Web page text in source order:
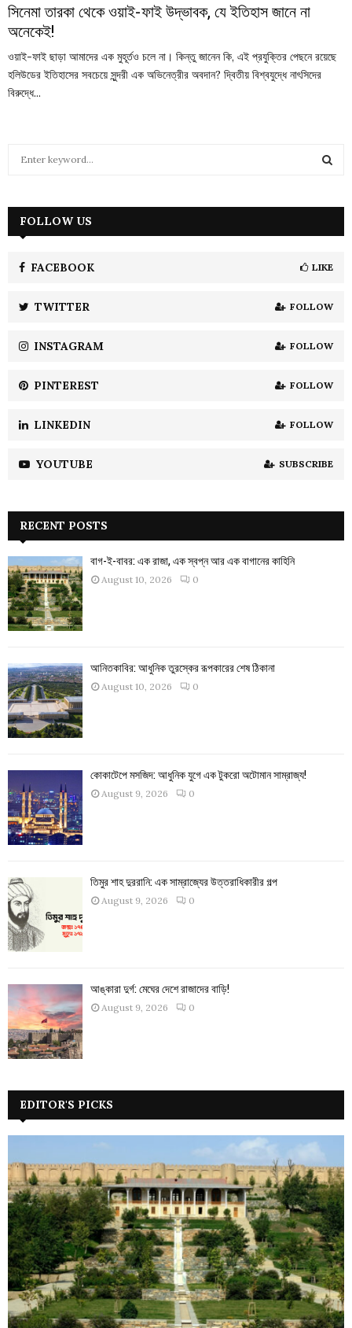
সিনেমা তারকা থেকে ওয়াই-ফাই উদ্ভাবক, যে ইতিহাস জানে না
অনেকেই!
ওয়াই-ফাই ছাড়া আমাদের এক মুহূর্তও চলে না। কিন্তু জানেন কি, এই প্রযুক্তির পেছনে রয়েছে
হলিউডের ইতিহাসের সবচেয়ে সুন্দরী এক অভিনেত্রীর অবদান? দ্বিতীয় বিশ্বযুদ্ধে নাৎসিদের
বিরুদ্ধে...
h
H
FOLLOW US
FACEBOOK LIKE
TWITTER FOLLOW
INSTAGRAM FOLLOW
PINTEREST FOLLOW
LINKEDIN FOLLOW
YOUTUBE SUBSCRIBE
RECENT POSTS
বাগ-ই-বাবর: এক রাজা, এক স্বপ্ন আর এক বাগানের কাহিনি
August 10, 2026 0
আনিতকাবির: আধুনিক তুরস্কের রূপকারের শেষ ঠিকানা
August 10, 2026 0
কোকাটেপে মসজিদ: আধুনিক যুগে এক টুকরো অটোমান সাম্রাজ্য!
August 9, 2026 0
তিমুর শাহ দুররানি: এক সাম্রাজ্যের উত্তরাধিকারীর গল্প
August 9, 2026 0
আঙ্কারা দুর্গ: মেঘের দেশে রাজাদের বাড়ি!
August 9, 2026 0
EDITOR'S PICKS